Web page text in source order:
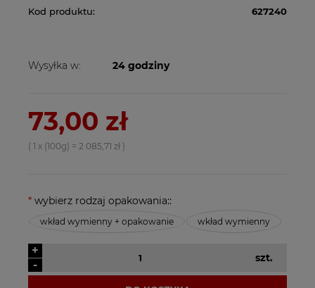
Kod produktu:
627240
Wysyłka w: 24 godziny
73,00 zł
( 1 x (100g) = 2 085,71 zł )
* wybierz rodzaj opakowania::
wkład wymienny + opakowanie wkład wymienny
-
+
szt.